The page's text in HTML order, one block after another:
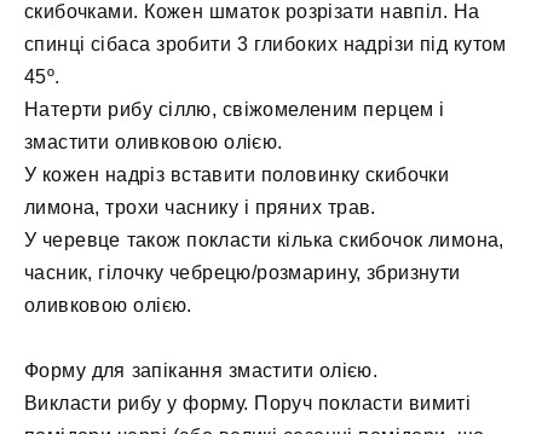
скибочками. Кожен шматок розрізати навпіл. На
спинці сібаса зробити 3 глибоких надрізи під кутом
45º.
Натерти рибу сіллю, свіжомеленим перцем і
змастити оливковою олією.
У кожен надріз вставити половинку скибочки
лимона, трохи часнику і пряних трав.
У черевце також покласти кілька скибочок лимона,
часник, гілочку чебрецю/розмарину, збризнути
оливковою олією.
Форму для запікання змастити олією.
Викласти рибу у форму. Поруч покласти вимиті